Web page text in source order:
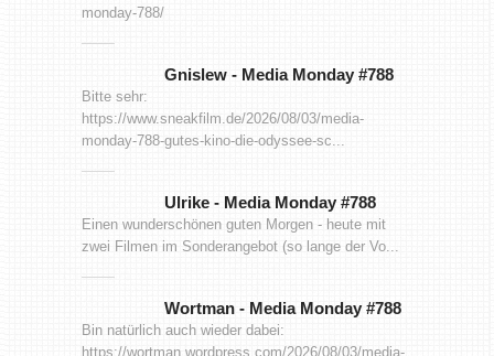
monday-788/
Gnislew - Media Monday #788
Bitte sehr:
https://www.sneakfilm.de/2026/08/03/media-
monday-788-gutes-kino-die-odyssee-sc...
Ulrike - Media Monday #788
Einen wunderschönen guten Morgen - heute mit
zwei Filmen im Sonderangebot (so lange der Vo...
Wortman - Media Monday #788
Bin natürlich auch wieder dabei:
https://wortman.wordpress.com/2026/08/03/media-